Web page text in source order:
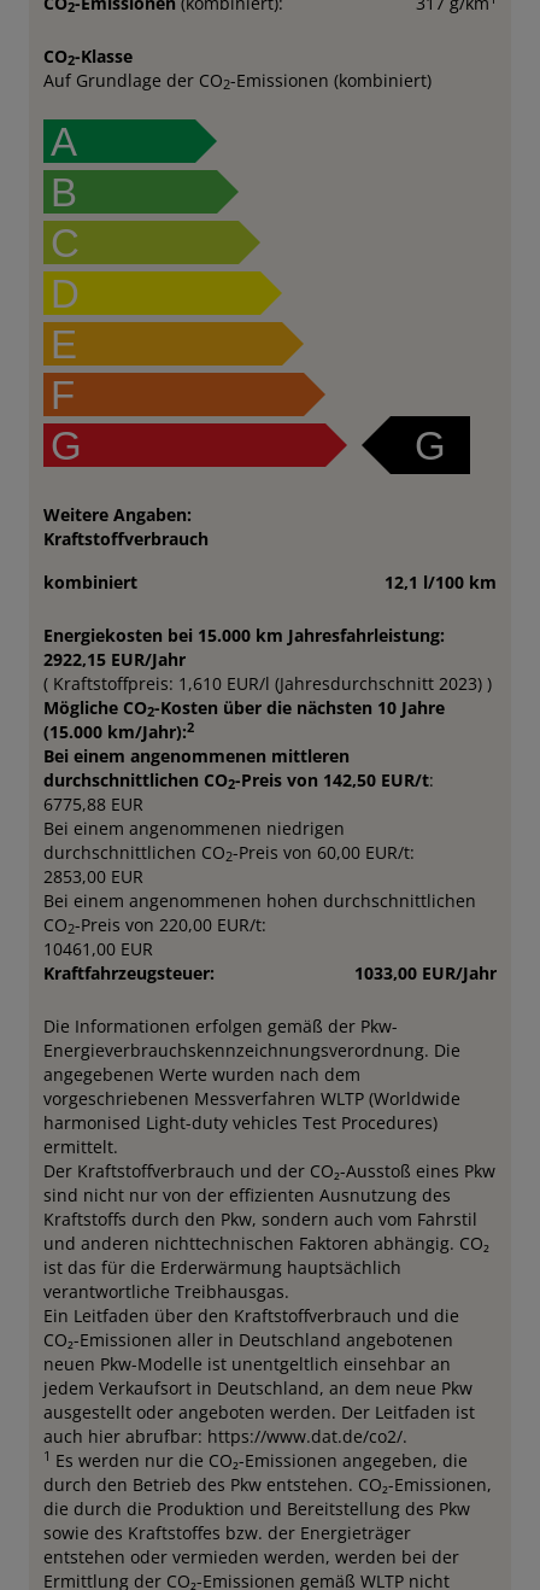
2
CO2-Klasse
Auf Grundlage der CO2-Emissionen (kombiniert)
A
B
C
D
E
F
G
G
Weitere Angaben:
Kraftstoffverbrauch
kombiniert
12,1 l/100 km
Energiekosten bei 15.000 km Jahresfahrleistung:
2922,15 EUR/Jahr
( Kraftstoffpreis: 1,610 EUR/l (Jahresdurchschnitt 2023) )
Mögliche CO2-Kosten über die nächsten 10 Jahre
(15.000 km/Jahr):2
Bei einem angenommenen mittleren
durchschnittlichen CO2-Preis von 142,50 EUR/t:
6775,88 EUR
Bei einem angenommenen niedrigen
durchschnittlichen CO2-Preis von 60,00 EUR/t:
2853,00 EUR
Bei einem angenommenen hohen durchschnittlichen
CO2-Preis von 220,00 EUR/t:
10461,00 EUR
Kraftfahrzeugsteuer:
1033,00 EUR/Jahr
Die Informationen erfolgen gemäß der Pkw-
Energieverbrauchskennzeichnungsverordnung. Die
angegebenen Werte wurden nach dem
vorgeschriebenen Messverfahren WLTP (Worldwide
harmonised Light-duty vehicles Test Procedures)
ermittelt.
Der Kraftstoffverbrauch und der CO₂-Ausstoß eines Pkw
sind nicht nur von der effizienten Ausnutzung des
Kraftstoffs durch den Pkw, sondern auch vom Fahrstil
und anderen nichttechnischen Faktoren abhängig. CO₂
ist das für die Erderwärmung hauptsächlich
verantwortliche Treibhausgas.
Ein Leitfaden über den Kraftstoffverbrauch und die
CO₂-Emissionen aller in Deutschland angebotenen
neuen Pkw-Modelle ist unentgeltlich einsehbar an
jedem Verkaufsort in Deutschland, an dem neue Pkw
ausgestellt oder angeboten werden. Der Leitfaden ist
auch hier abrufbar: https://www.dat.de/co2/.
1 Es werden nur die CO₂-Emissionen angegeben, die
durch den Betrieb des Pkw entstehen. CO₂-Emissionen,
die durch die Produktion und Bereitstellung des Pkw
sowie des Kraftstoffes bzw. der Energieträger
entstehen oder vermieden werden, werden bei der
Ermittlung der CO₂-Emissionen gemäß WLTP nicht